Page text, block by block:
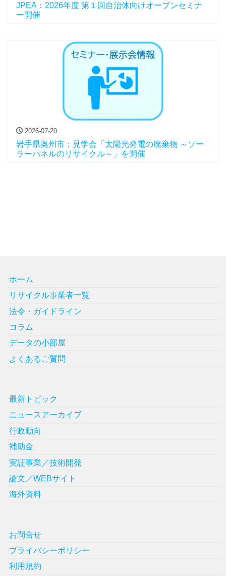
JPEA：2026年度 第１回自治体向けオープンセミナ
ー開催
2026-07-20
岩手県奥州市：見学会「太陽光発電の廃棄物 ～ソー
ラーパネルのリサイクル～」を開催
ホーム
リサイクル事業者一覧
法令・ガイドライン
コラム
データの小部屋
よくあるご質問
最新トピック
ニュースアーカイブ
行政動向
補助金
実証事業／技術開発
論文／WEBサイト
海外資料
お問合せ
プライバシーポリシー
利用規約